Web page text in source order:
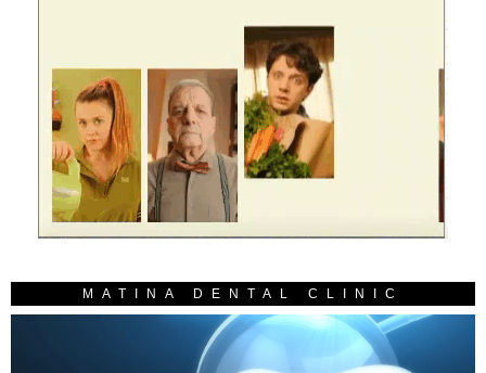
MATINA DENTAL CLINIC